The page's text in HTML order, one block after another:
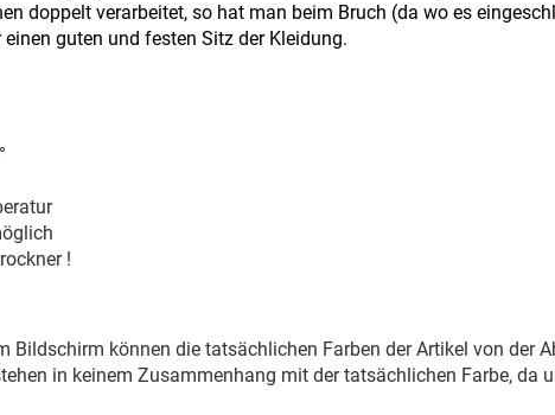
doppelt verarbeitet, so hat man beim Bruch (da wo es
guten und festen Sitz der Kleidung.
°
!
Bildschirm können die tatsächlichen Farben der Artikel von der
in keinem Zusammenhang mit der tatsächlichen Farbe,